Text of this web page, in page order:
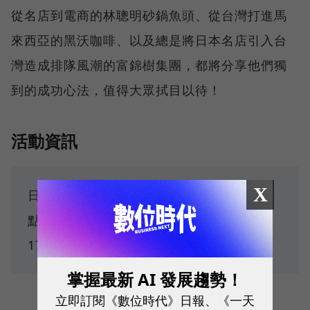
從名店到電商的林聰明砂鍋魚頭、從台灣打進馬
來西亞的黑沃咖啡、以及總是將日本名店引入台
灣造成排隊風潮的富錦樹集團，都將分享他們獨
到的成功心法，值得大眾拭目以待！
活動資訊
日期：2022.08.25 Fri. ～ 08.26 Sat. 地
點：高雄展覽館 南館 時間：Fri. 09：30～
17：00／Sat. 10：00～17：00
X
掌握最新 AI 發展趨勢！
立即訂閱《數位時代》日報、《一天